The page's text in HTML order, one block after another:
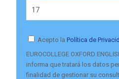
Acepto la Política de
EUROCOLLEGE OXFORD
informa que tratará los datos
finalidad de gestionar su